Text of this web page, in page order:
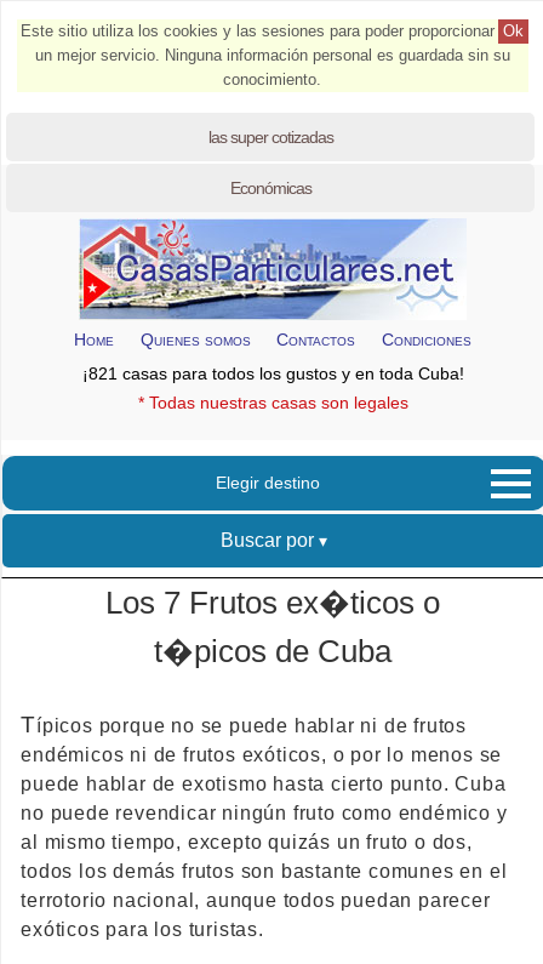
Ok
Este sitio utiliza los cookies y las sesiones para poder proporcionar
un mejor servicio. Ninguna información personal es guardada sin su
conocimiento.
las super cotizadas
Económicas
Home Quienes somos Contactos
Condiciones
¡821 casas para todos los gustos y en toda Cuba!
* Todas nuestras casas son legales
Elegir destino
Buscar por
Los 7 Frutos ex�ticos o
t�picos de Cuba
Típicos porque no se puede hablar ni de frutos
endémicos ni de frutos exóticos, o por lo menos se
puede hablar de exotismo hasta cierto punto. Cuba
no puede revendicar ningún fruto como endémico y
al mismo tiempo, excepto quizás un fruto o dos,
todos los demás frutos son bastante comunes en el
terrotorio nacional, aunque todos puedan parecer
exóticos para los turistas.